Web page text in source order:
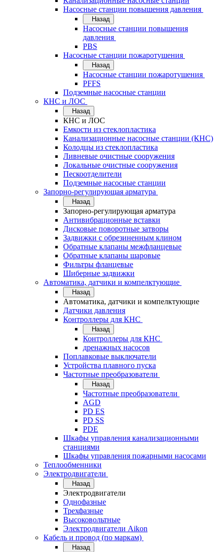
Насосные станции повышения давления
Назад
Насосные станции повышения
давления
PBS
Насосные станции пожаротушения
Назад
Насосные станции пожаротушения
PFFS
Подземные насосные станции
КНС и ЛОС
Назад
КНС и ЛОС
Емкости из стеклопластика
Канализационные насосные станции (КНС)
Колодцы из стеклопластика
Ливневые очистные сооружения
Локальные очистные сооружения
Пескоотделители
Подземные насосные станции
Запорно-регулирующая арматура
Назад
Запорно-регулирующая арматура
Антивибрационные вставки
Дисковые поворотные затворы
Задвижки с обрезиненным клином
Обратные клапаны межфланцевые
Обратные клапаны шаровые
Фильтры фланцевые
Шиберные задвижки
Автоматика, датчики и компелктующие
Назад
Автоматика, датчики и компелктующие
Датчики давления
Контроллеры для КНС
Назад
Контроллеры для КНС
дренажных насосов
Поплавковые выключатели
Устройства плавного пуска
Частотные преобразователи
Назад
Частотные преобразователи
AGD
PD ES
PD SS
PDE
Шкафы управления канализационными
станциями
Шкафы управления пожарными насосами
Теплообменники
Электродвигатели
Назад
Электродвигатели
Однофазные
Трехфазные
Высоковольтные
Электродвигатели Aikon
Кабель и провод (по маркам)
Назад